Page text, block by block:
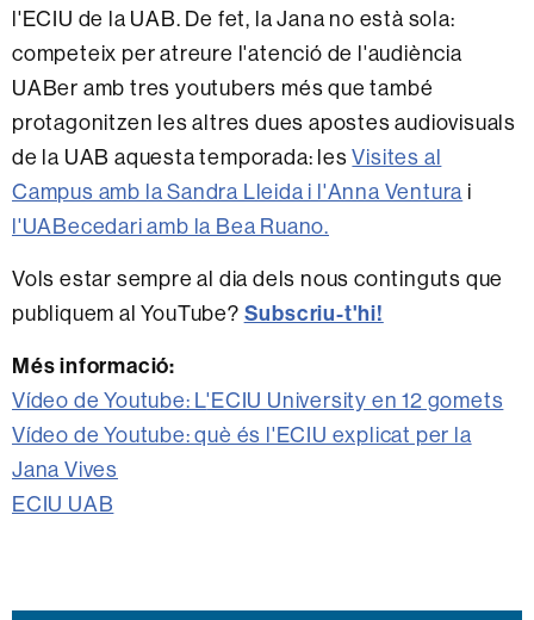
l'ECIU de la UAB. De fet, la Jana no està sola:
competeix per atreure l'atenció de l'audiència
UABer amb tres youtubers més que també
protagonitzen les altres dues apostes audiovisuals
de la UAB aquesta temporada: lesVisites al
Campus amb la Sandra Lleida i l'Anna Ventura i
l'UABecedari amb la Bea Ruano.
Vols estar sempre al dia dels nous continguts que
publiquem al YouTube? Subscriu-t'hi!
Més informació:
Vídeo de Youtube: L'ECIU University en 12 gomets
Vídeo de Youtube: què és l'ECIU explicat per la
Jana Vives
ECIU UAB